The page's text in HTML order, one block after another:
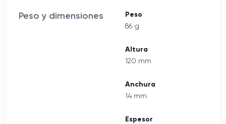
Peso y dimensiones Peso
86 g
Altura
120 mm
Anchura
14 mm
Espesor